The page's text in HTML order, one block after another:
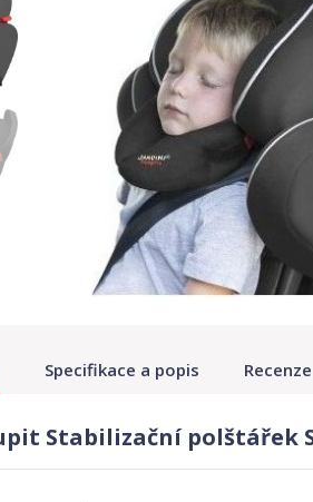
Specifikace a popis Recenze
Stabilizační polštářek